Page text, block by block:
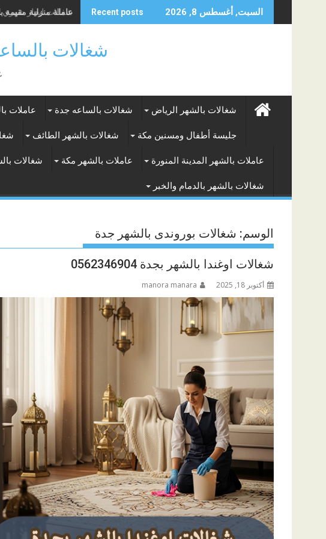
to
السبت, أغسطس 8, 2026 Recent posts شغالات ايجار شهري
شغالات بالساعه جده
شغالات بالشهر الرياض شغالات بالساعه جدة عاملات
جليسة أطفال ومسنين مكة شغالات بالشهر الطائف
عاملات بالشهر المدينة المنورة عاملات بالشهر مكة شغالات
شغالات بالشهر بالدمام والخبر
الوسم: شغالات بوروندى بالشهر جدة
شغالات اوغندا بالشهر بجدة 0562346904
أكتوبر 18, 2025 manora manara